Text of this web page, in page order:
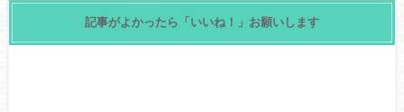
記事がよかったら「いいね！」お願いします